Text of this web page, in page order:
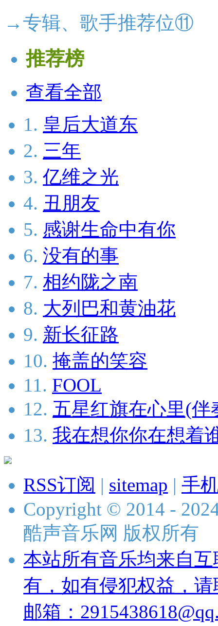
→专辑、歌手推荐位⑪
推荐榜
查看全部
1. 皇后大道东
2. 三年
3. 亿维之光
4. 丑朋友
5. 感谢生命中有你
6. 没有的事
7. 相约陇之南
8. 大列巴和黄油花
9. 新长征路
10. 掩盖的笑容
11. FOOL
12. 五星红旗在心里(伴
13. 我在想你你在想着
RSS订阅 | sitemap | 手
Copyright © 2014 -
酷声音乐网 版权所有
本站所有音乐均来自
有，如有侵犯权益，
邮箱：